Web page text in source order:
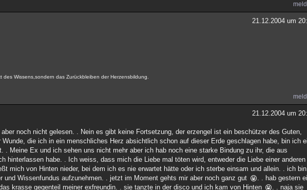
21.12.2004 um
Wissens,sondern das Zurückbleiben der Herzensbildung.
21.12.2004 um
noch nicht gelesen. . Nein es gibt keine Fortsetzung, der erzengel ist ein beschützer des Guten,
die ich in ein menschliches Herz absichtlich schon auf dieser Erde geschlagen habe, bin ich
. Meine Ex und ich sehen uns nicht mehr aber ich hab noch eine starke Bindung zu ihr, die aus
hinterlassen habe. . Ich weiss, dass mich die Liebe mal töten wird, entweder die Liebe einer anderen
mich von Hinten nieder, bei dem ich es nie erwartet hätte oder ich sterbe einsam und allein. . ich bin
und Wissenfundus aufzunehmen. . jetzt im Moment gehts mir aber noch ganz gut
. . hab gestern
krasse gegenteil meiner exfreundin. . sie tanzte in der disco und ich kam von Hinten
. . naja sie